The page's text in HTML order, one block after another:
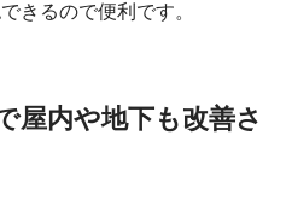
きるので便利です。
屋内や地下も改善さ